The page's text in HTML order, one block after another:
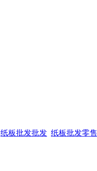
纸板批发批发 纸板批发零售